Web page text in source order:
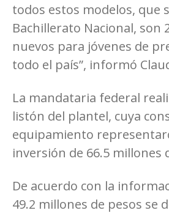
todos estos modelos, que
Bachillerato Nacional, son
nuevos para jóvenes de
todo el país”, informó
La mandataria federal
listón del plantel, cuya
equipamiento
inversión de 66.5 millones
De acuerdo con la
49.2 millones de pesos se